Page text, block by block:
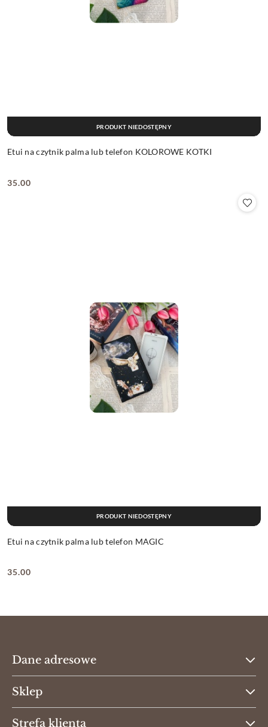
Etui na czytnik palma lub telefon KOLOROWE KOTKI
Cena:
35.00
PRODUKT NIEDOSTĘPNY
Etui na czytnik palma lub telefon MAGIC
Cena:
35.00
PRODUKT NIEDOSTĘPNY
Dane adresowe
Sklep
Strefa klienta